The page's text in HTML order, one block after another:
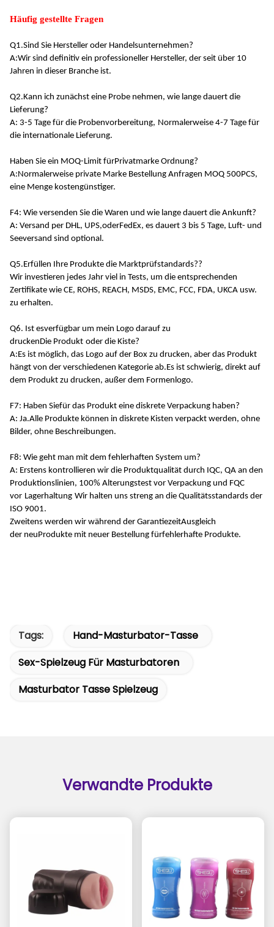
Häufig gestellte Fragen
Q1.Sind Sie Hersteller oder Handelsunternehmen?
A:Wir sind definitiv ein professioneller Hersteller, der seit über 10
Jahren in dieser Branche ist.
Q2.Kann ich zunächst eine Probe nehmen, wie lange dauert die
Lieferung?
A: 3-5 Tage für die Probenvorbereitung, Normalerweise 4-7 Tage für
die internationale Lieferung.
Haben Sie ein MOQ-Limit fürPrivatmarke Ordnung?
A:Normalerweise private Marke Bestellung Anfragen MOQ 500PCS,
eine Menge kostengünstiger.
F4: Wie versenden Sie die Waren und wie lange dauert die Ankunft?
A: Versand per DHL, UPS,oderFedEx, es dauert 3 bis 5 Tage, Luft- und
Seeversand sind optional.
Q5.Erfüllen Ihre Produkte die Marktprüfstandards??
Wir investieren jedes Jahr viel in Tests, um die entsprechenden
Zertifikate wie CE, ROHS, REACH, MSDS, EMC, FCC, FDA, UKCA usw.
zu erhalten.
Q6. Ist esverfügbar um mein Logo darauf zu
druckenDie Produkt oder die Kiste?
A:Es ist möglich, das Logo auf der Box zu drucken, aber das Produkt
hängt von der verschiedenen Kategorie ab.Es ist schwierig, direkt auf
dem Produkt zu drucken, außer dem Formenlogo.
F7: Haben Siefür das Produkt eine diskrete Verpackung haben?
A: Ja.Alle Produkte können in diskrete Kisten verpackt werden, ohne
Bilder, ohne Beschreibungen.
F8: Wie geht man mit dem fehlerhaften System um?
A: Erstens kontrollieren wir die Produktqualität durch IQC, QA an den
Produktionslinien, 100% Alterungstest vor Verpackung und FQC
vor Lagerhaltung Wir halten uns streng an die Qualitätsstandards der
ISO 9001.
Zweitens werden wir während der GarantiezeitAusgleich
der neuProdukte mit neuer Bestellung fürfehlerhafte Produkte.
Tags:
Hand-Masturbator-Tasse
Sex-Spielzeug Für Masturbatoren
Masturbator Tasse Spielzeug
Verwandte Produkte